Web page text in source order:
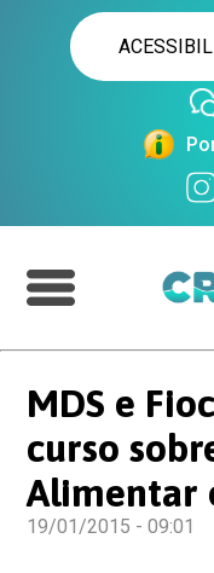
MDS e
curso
Alimentar
19/01/2015 - 09:01